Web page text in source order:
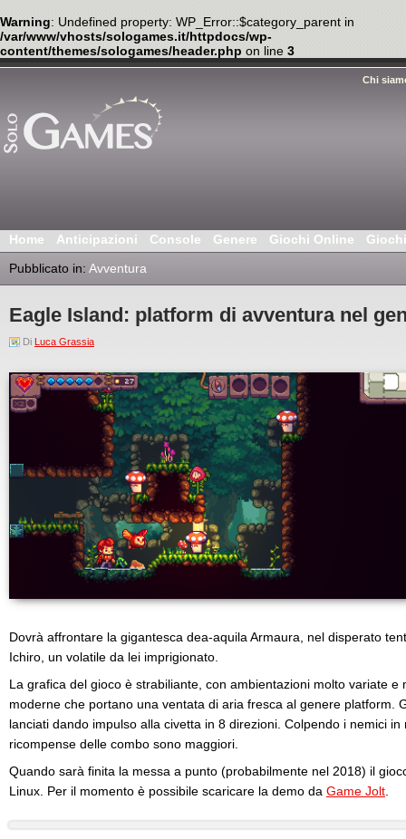
Warning: Undefined property: WP_Error::$category_parent in
/var/www/vhosts/sologames.it/httpdocs/wp-
content/themes/sologames/header.php on line 3
Chi
Home Anticipazioni Console Genere Giochi Online
Pubblicato in: Avventura
Eagle Island: platform di avventura nel
Di Luca Grassia
Dovrà affrontare la gigantesca dea-aquila Armaura, nel disperato
Ichiro, un volatile da lei imprigionato.
La grafica del gioco è strabiliante, con ambientazioni molto variate e
moderne che portano una ventata di aria fresca al genere platform.
lanciati dando impulso alla civetta in 8 direzioni. Colpendo i nemici
ricompense delle combo sono maggiori.
Quando sarà finita la messa a punto (probabilmente nel 2018) il
Linux. Per il momento è possibile scaricare la demo da Game Jolt